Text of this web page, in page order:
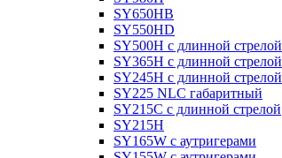
SY650HB
SY550HD
SY500H с длинной стрелой
SY365H с длинной стрелой
SY245H с длинной стрелой
SY225 NLC габаритный
SY215C с длинной стрелой
SY215H
SY165W с аутригерами